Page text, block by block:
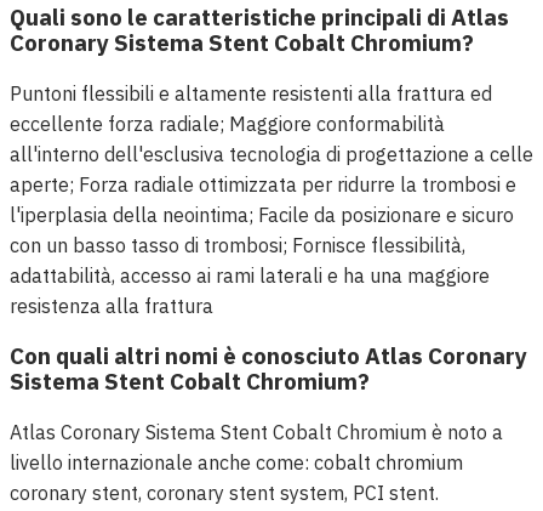
Quali sono le caratteristiche principali di Atlas
Coronary Sistema Stent Cobalt Chromium?
Puntoni flessibili e altamente resistenti alla frattura ed
eccellente forza radiale; Maggiore conformabilità
all'interno dell'esclusiva tecnologia di progettazione a celle
aperte; Forza radiale ottimizzata per ridurre la trombosi e
l'iperplasia della neointima; Facile da posizionare e sicuro
con un basso tasso di trombosi; Fornisce flessibilità,
adattabilità, accesso ai rami laterali e ha una maggiore
resistenza alla frattura
Con quali altri nomi è conosciuto Atlas Coronary
Sistema Stent Cobalt Chromium?
Atlas Coronary Sistema Stent Cobalt Chromium è noto a
livello internazionale anche come: cobalt chromium
coronary stent, coronary stent system, PCI stent.